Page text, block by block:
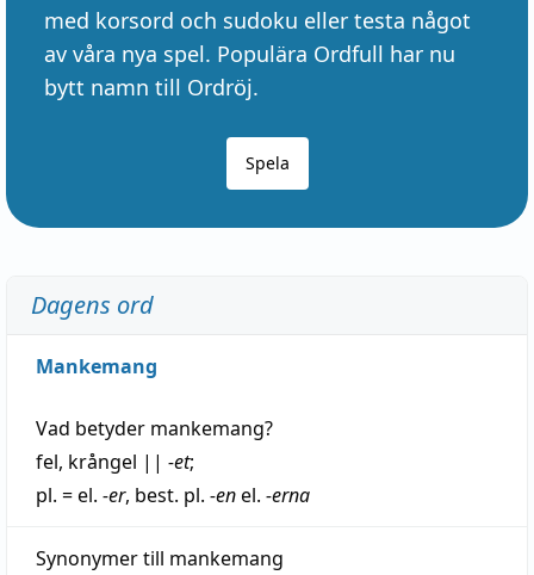
med korsord och sudoku eller testa något
av våra nya spel. Populära Ordfull har nu
bytt namn till Ordröj.
Spela
Dagens ord
Mankemang
Vad betyder mankemang?
fel, krångel || -et;
pl. = el. -er, best. pl. -enel. -erna
Synonymer till mankemang